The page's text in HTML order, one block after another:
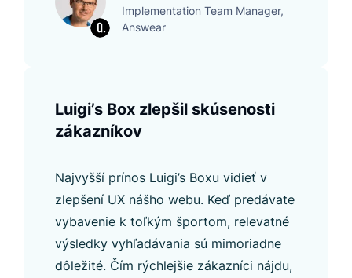
Implementation Team Manager,
Answear
Luigi’s Box zlepšil skúsenosti
zákazníkov
Najvyšší prínos Luigi’s Boxu vidieť v
zlepšení UX nášho webu. Keď predávate
vybavenie k toľkým športom, relevatné
výsledky vyhľadávania sú mimoriadne
dôležité. Čím rýchlejšie zákazníci nájdu,